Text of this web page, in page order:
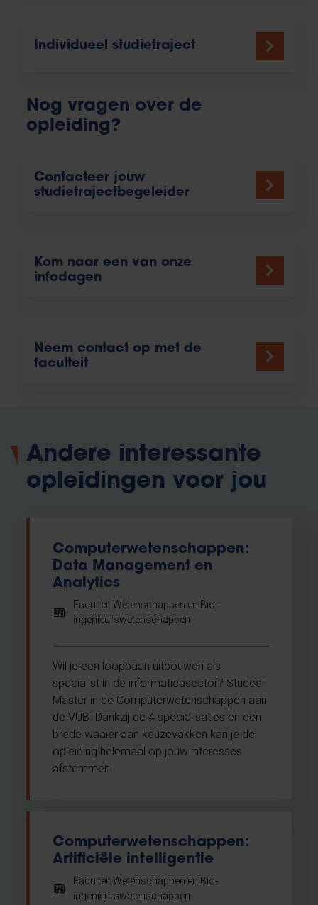
Individueel studietraject
Nog vragen over de
opleiding?
Contacteer jouw
studietrajectbegeleider
Kom naar een van onze
infodagen
Neem contact op met de
faculteit
Andere interessante
opleidingen voor jou
Computerwetenschappen:
Data Management en
Analytics
Faculteit Wetenschappen en Bio-
ingenieurswetenschappen
Wil je een loopbaan uitbouwen als
specialist in de informaticasector? Studeer
Master in de Computerwetenschappen aan
de VUB. Dankzij de 4 specialisaties en een
brede waaier aan keuzevakken kan je de
opleiding helemaal op jouw interesses
afstemmen.
Computerwetenschappen:
Artificiële intelligentie
Faculteit Wetenschappen en Bio-
ingenieurswetenschappen